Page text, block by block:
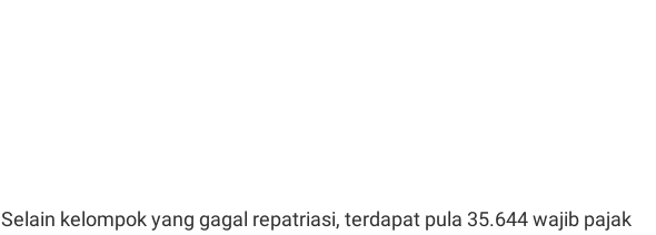
Selain kelompok yang gagal repatriasi, terdapat pula 35.644 wajib pajak